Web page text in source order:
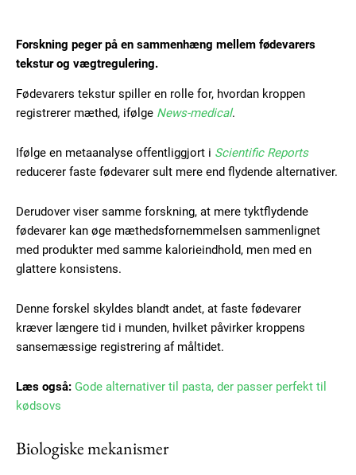
Forskning peger på en sammenhæng mellem fødevarers
tekstur og vægtregulering.
Fødevarers tekstur spiller en rolle for, hvordan kroppen
registrerer mæthed, ifølge News-medical.
Ifølge en metaanalyse offentliggjort i Scientific Reports
reducerer faste fødevarer sult mere end flydende alternativer.
Derudover viser samme forskning, at mere tyktflydende
fødevarer kan øge mæthedsfornemmelsen sammenlignet
med produkter med samme kalorieindhold, men med en
glattere konsistens.
Denne forskel skyldes blandt andet, at faste fødevarer
kræver længere tid i munden, hvilket påvirker kroppens
sansemæssige registrering af måltidet.
Læs også: Gode alternativer til pasta, der passer perfekt til
kødsovs
Biologiske mekanismer